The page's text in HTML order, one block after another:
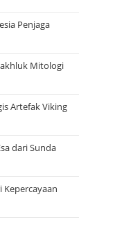
Penjaga
Mitologi
Artefak Viking
dari Sunda
Kepercayaan